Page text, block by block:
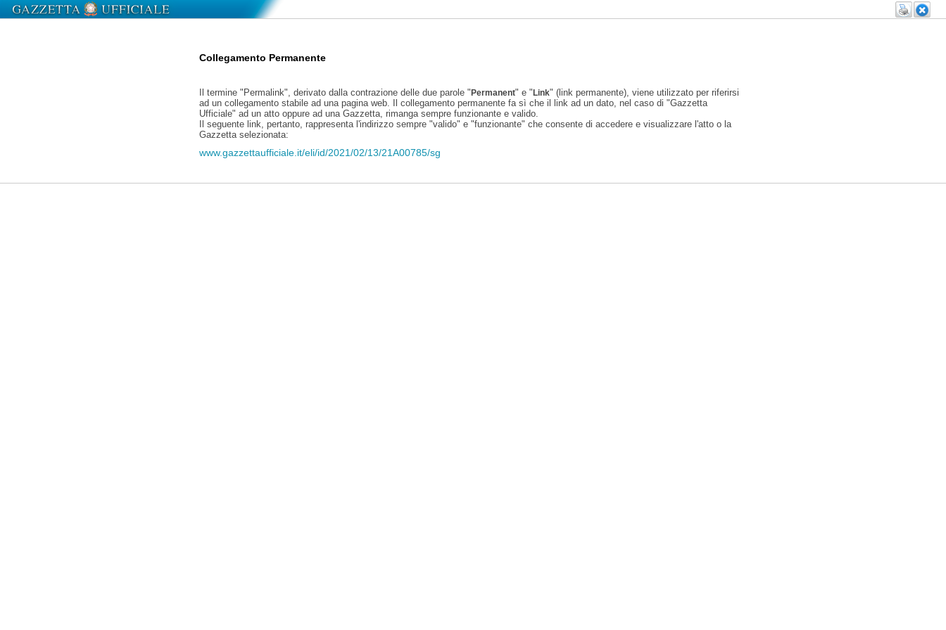
Collegamento Permanente
Il termine "Permalink", derivato dalla contrazione delle due parole "Permanent" e "Link" (link permanente), viene utilizzato per riferirsi
ad un collegamento stabile ad una pagina web. Il collegamento permanente fa sì che il link ad un dato, nel caso di "Gazzetta
Ufficiale" ad un atto oppure ad una Gazzetta, rimanga sempre funzionante e valido.
Il seguente link, pertanto, rappresenta l'indirizzo sempre "valido" e "funzionante" che consente di accedere e visualizzare l'atto o la
Gazzetta selezionata:
www.gazzettaufficiale.it/eli/id/2021/02/13/21A00785/sg